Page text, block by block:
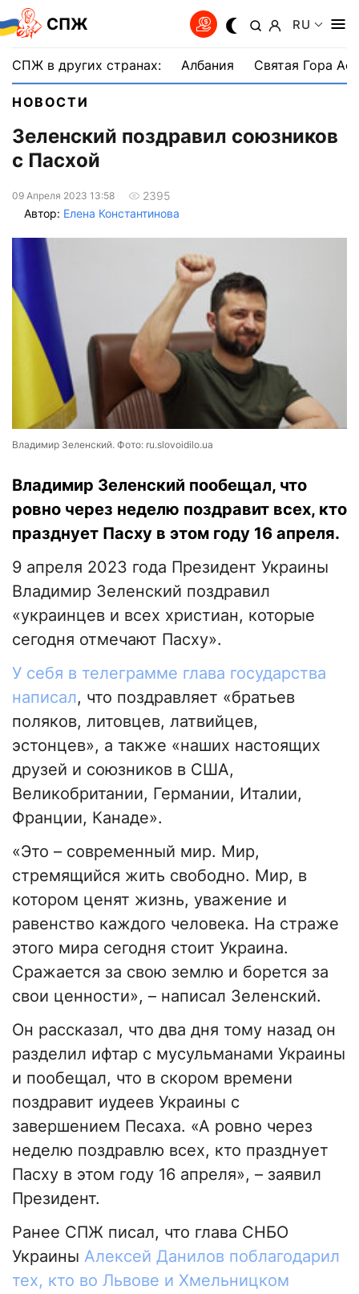
СПЖ RU
СПЖ в других странах: Албания Святая Гора
НОВОСТИ
Зеленский поздравил союзников
с Пасхой
09 Апреля 2023 13:58
2395
Автор: Елена Константинова
Владимир Зеленский. Фото: ru.slovoidilo.ua
Владимир Зеленский пообещал, что
ровно через неделю поздравит всех, кто
празднует Пасху в этом году 16 апреля.
9 апреля 2023 года Президент Украины
Владимир Зеленский поздравил
«украинцев и всех христиан, которые
сегодня отмечают Пасху».
У себя в телеграмме глава государства
написал, что поздравляет «братьев
поляков, литовцев, латвийцев,
эстонцев», а также «наших настоящих
друзей и союзников в США,
Великобритании, Германии, Италии,
Франции, Канаде».
«Это – современный мир. Мир,
стремящийся жить свободно. Мир, в
котором ценят жизнь, уважение и
равенство каждого человека. На страже
этого мира сегодня стоит Украина.
Сражается за свою землю и борется за
свои ценности», – написал Зеленский.
Он рассказал, что два дня тому назад он
разделил ифтар с мусульманами Украины
и пообещал, что в скором времени
поздравит иудеев Украины с
завершением Песаха. «А ровно через
неделю поздравлю всех, кто празднует
Пасху в этом году 16 апреля», – заявил
Президент.
Ранее СПЖ писал, что глава СНБО
Украины Алексей Данилов поблагодарил
тех, кто во Львове и Хмельницком